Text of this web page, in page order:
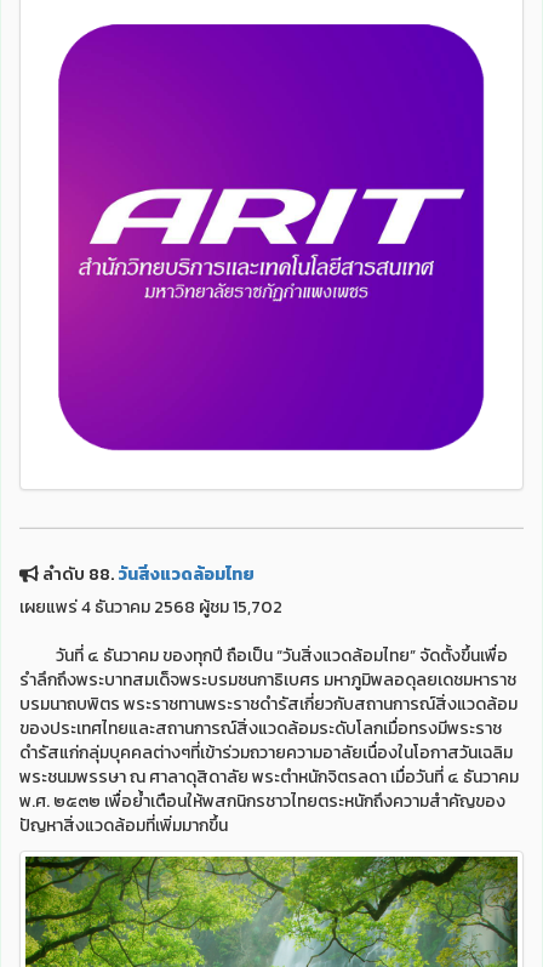
ลำดับ 88.วันสิ่งแวดล้อมไทย
เผยแพร่ 4 ธันวาคม 2568 ผู้ชม 15,702
วันที่ ๔ ธันวาคม ของทุกปี ถือเป็น “วันสิ่งแวดล้อมไทย” จัดตั้งขึ้นเพื่อ
รำลึกถึงพระบาทสมเด็จพระบรมชนกาธิเบศร มหาภูมิพลอดุลยเดชมหาราช
บรมนาถบพิตร พระราชทานพระราชดำรัสเกี่ยวกับสถานการณ์สิ่งแวดล้อม
ของประเทศไทยและสถานการณ์สิ่งแวดล้อมระดับโลกเมื่อทรงมีพระราช
ดำรัสแก่กลุ่มบุคคลต่างๆที่เข้าร่วมถวายความอาลัยเนื่องในโอกาสวันเฉลิม
พระชนมพรรษา ณ ศาลาดุสิดาลัย พระตำหนักจิตรลดา เมื่อวันที่ ๔ ธันวาคม
พ.ศ. ๒๕๓๒ เพื่อย้ำเตือนให้พสกนิกรชาวไทยตระหนักถึงความสำคัญของ
ปัญหาสิ่งแวดล้อมที่เพิ่มมากขึ้น